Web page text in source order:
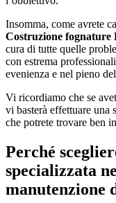
Insomma, come avrete
Costruzione fognature
cura di tutte quelle
con estrema
evenienza e nel pieno
Vi ricordiamo che se
vi basterà effettuare una
che potrete trovare ben
Perché
specializzata
manutenzione